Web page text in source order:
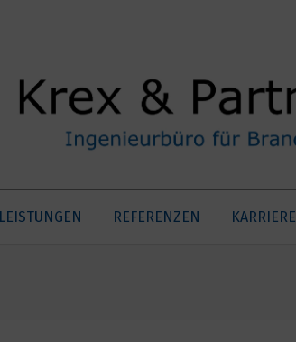
LEISTUNGEN REFERENZEN KARRIERE